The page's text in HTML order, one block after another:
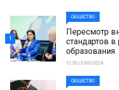
ОБЩЕСТВО
Пересмотр
стандартов
образования
12:55 | 05-03-2024
1
ОБЩЕСТВО